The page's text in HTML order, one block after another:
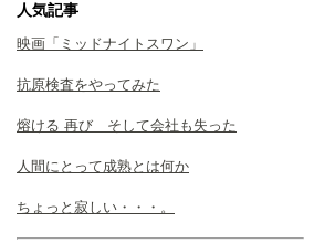
人気記事
映画「ミッドナイトスワン」
抗原検査をやってみた
熔ける 再び そして会社も失った
人間にとって成熟とは何か
ちょっと寂しい・・・。